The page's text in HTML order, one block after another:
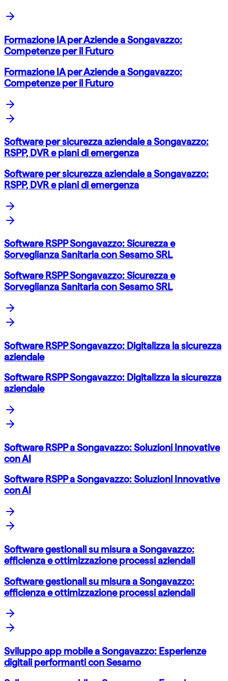
Formazione IA per Aziende a Songavazzo:
Competenze per il Futuro
Formazione IA per Aziende a Songavazzo:
Competenze per il Futuro
Software per sicurezza aziendale a Songavazzo:
RSPP, DVR e piani di emergenza
Software per sicurezza aziendale a Songavazzo:
RSPP, DVR e piani di emergenza
Software RSPP Songavazzo: Sicurezza e
Sorveglianza Sanitaria con Sesamo SRL
Software RSPP Songavazzo: Sicurezza e
Sorveglianza Sanitaria con Sesamo SRL
Software RSPP Songavazzo: Digitalizza la sicurezza
aziendale
Software RSPP Songavazzo: Digitalizza la sicurezza
aziendale
Software RSPP a Songavazzo: Soluzioni Innovative
con AI
Software RSPP a Songavazzo: Soluzioni Innovative
con AI
Software gestionali su misura a Songavazzo:
efficienza e ottimizzazione processi aziendali
Software gestionali su misura a Songavazzo:
efficienza e ottimizzazione processi aziendali
Sviluppo app mobile a Songavazzo: Esperienze
digitali performanti con Sesamo